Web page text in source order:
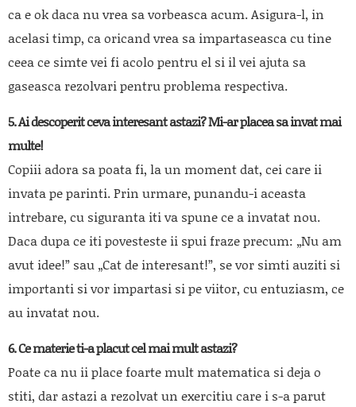
ca e ok daca nu vrea sa vorbeasca acum. Asigura-l, in
acelasi timp, ca oricand vrea sa impartaseasca cu tine
ceea ce simte vei fi acolo pentru el si il vei ajuta sa
gaseasca rezolvari pentru problema respectiva.
5. Ai descoperit ceva interesant astazi? Mi-ar placea sa invat mai
multe!
Copiii adora sa poata fi, la un moment dat, cei care ii
invata pe parinti. Prin urmare, punandu-i aceasta
intrebare, cu siguranta iti va spune ce a invatat nou.
Daca dupa ce iti povesteste ii spui fraze precum: „Nu am
avut idee!” sau „Cat de interesant!”, se vor simti auziti si
importanti si vor impartasi si pe viitor, cu entuziasm, ce
au invatat nou.
6. Ce materie ti-a placut cel mai mult astazi?
Poate ca nu ii place foarte mult matematica si deja o
stiti, dar astazi a rezolvat un exercitiu care i s-a parut